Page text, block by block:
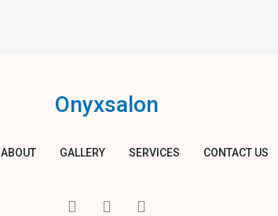
Onyxsalon
ABOUT GALLERY SERVICES CONTACT US
I
T
Y